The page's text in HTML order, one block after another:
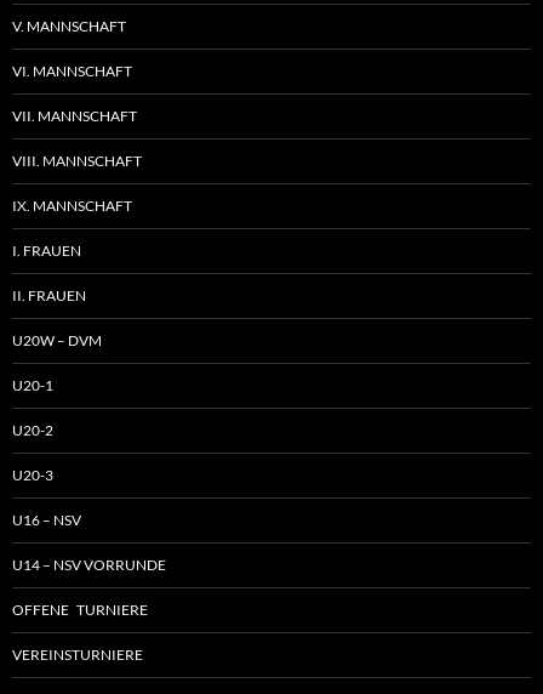
V. MANNSCHAFT
VI. MANNSCHAFT
VII. MANNSCHAFT
VIII. MANNSCHAFT
IX. MANNSCHAFT
I. FRAUEN
II. FRAUEN
U20W – DVM
U20-1
U20-2
U20-3
U16 – NSV
U14 – NSV VORRUNDE
OFFENE TURNIERE
VEREINSTURNIERE